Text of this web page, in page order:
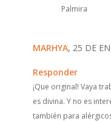
Palmira
MARHYA, 25 DE
Responder
¡Que original! Vaya
es divina. Y no es
también para